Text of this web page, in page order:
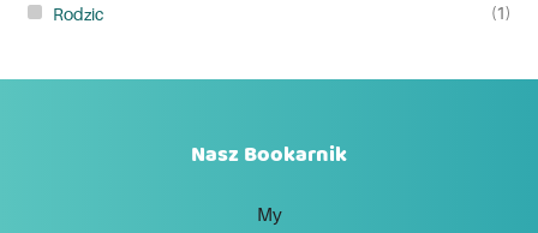
Rodzic (1)
Nasz Bookarnik
My